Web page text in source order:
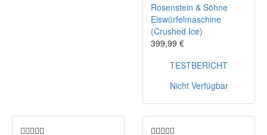
Rosenstein & Söhne
Eiswürfelmaschine
(Crushed Ice)
399,99 €
TESTBERICHT
Nicht Verfügbar